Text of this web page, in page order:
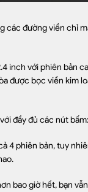
các đường viền chỉ
inch với phiên
được bọc viền kim
đầy đủ các nút
4 phiên bản, tuy
bao giờ hết, bạn